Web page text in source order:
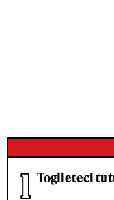
Toglieteci